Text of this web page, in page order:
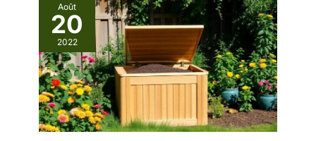
Août
20
2022